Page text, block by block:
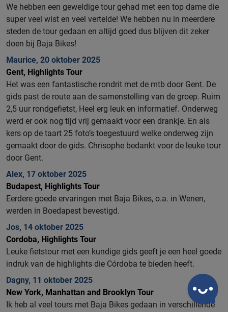
We hebben een geweldige tour gehad met een top dame die
super veel wist en veel vertelde! We hebben nu in meerdere
steden de tour gedaan en altijd goed dus blijven dit zeker
doen bij Baja Bikes!
Maurice, 20 oktober 2025
Gent, Highlights Tour
Het was een fantastische rondrit met de mtb door Gent. De
gids past de route aan de samenstelling van de groep. Ruim
2,5 uur rondgefietst, Heel erg leuk en informatief. Onderweg
werd er ook nog tijd vrij gemaakt voor een drankje. En als
kers op de taart 25 foto’s toegestuurd welke onderweg zijn
gemaakt door de gids. Chrisophe bedankt voor de leuke tour
door Gent.
Alex, 17 oktober 2025
Budapest, Highlights Tour
Eerdere goede ervaringen met Baja Bikes, o.a. in Wenen,
werden in Boedapest bevestigd.
Jos, 14 oktober 2025
Cordoba, Highlights Tour
Leuke fietstour met een kundige gids geeft je een heel goede
indruk van de highlights die Córdoba te bieden heeft.
Dagny, 11 oktober 2025
New York, Manhattan and Brooklyn Tour
Ik heb al veel tours met Baja Bikes gedaan in verschillende